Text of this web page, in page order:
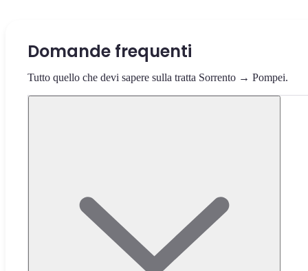
Domande frequenti
Tutto quello che devi sapere sulla tratta Sorrento → Pompei.